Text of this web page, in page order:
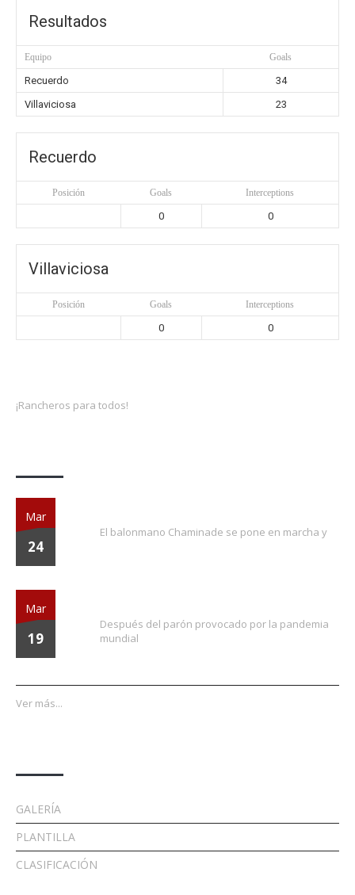
Resultados
Equipo Goals
Recuerdo
34
Villaviciosa
23
Recuerdo
Posición Goals Interceptions
0 0
Villaviciosa
Posición Goals Interceptions
0 0
¡Rancheros para todos!
Mar
24
El balonmano Chaminade se pone en marcha y
Mar
19
Después del parón provocado por la pandemia
mundial
Ver más...
GALERÍA
PLANTILLA
CLASIFICACIÓN